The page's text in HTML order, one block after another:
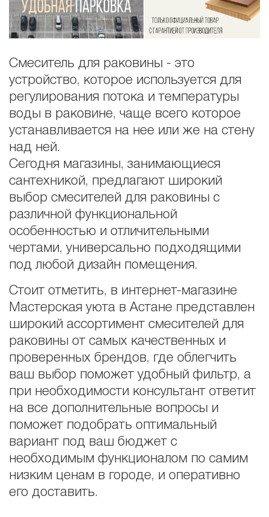
Смеситель для раковины - это
устройство, которое используется для
регулирования потока и температуры
воды в раковине, чаще всего которое
устанавливается на нее или же на стену
над ней.
Сегодня магазины, занимающиеся
сантехникой, предлагают широкий
выбор смесителей для раковины с
различной функциональной
особенностью и отличительными
чертами, универсально подходящими
под любой дизайн помещения.
Стоит отметить, в интернет-магазине
Мастерская уюта в Астане представлен
широкий ассортимент смесителей для
раковины от самых качественных и
проверенных брендов, где облегчить
ваш выбор поможет удобный фильтр, а
при необходимости консультант ответит
на все дополнительные вопросы и
поможет подобрать оптимальный
вариант под ваш бюджет с
необходимым функционалом по самим
низким ценам в городе, и оперативно
его доставить.